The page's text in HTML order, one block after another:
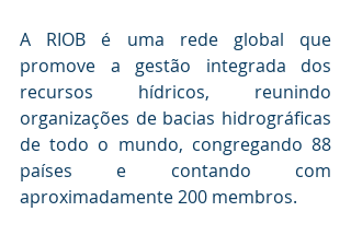
A RIOB é uma rede global que
promove a gestão integrada dos
recursos hídricos, reunindo
organizações de bacias hidrográficas
de todo o mundo, congregando 88
países e contando com
aproximadamente 200 membros.